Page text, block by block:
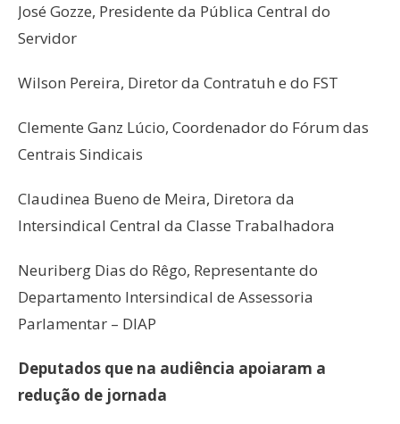
José Gozze, Presidente da Pública Central do
Servidor
Wilson Pereira, Diretor da Contratuh e do FST
Clemente Ganz Lúcio, Coordenador do Fórum das
Centrais Sindicais
Claudinea Bueno de Meira, Diretora da
Intersindical Central da Classe Trabalhadora
Neuriberg Dias do Rêgo, Representante do
Departamento Intersindical de Assessoria
Parlamentar – DIAP
Deputados que na audiência apoiaram a
redução de jornada